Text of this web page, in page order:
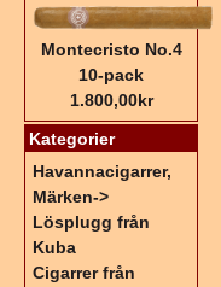
Montecristo No.4
10-pack
1.800,00kr
Kategorier
Havannacigarrer,
Märken->
Lösplugg från
Kuba
Cigarrer från